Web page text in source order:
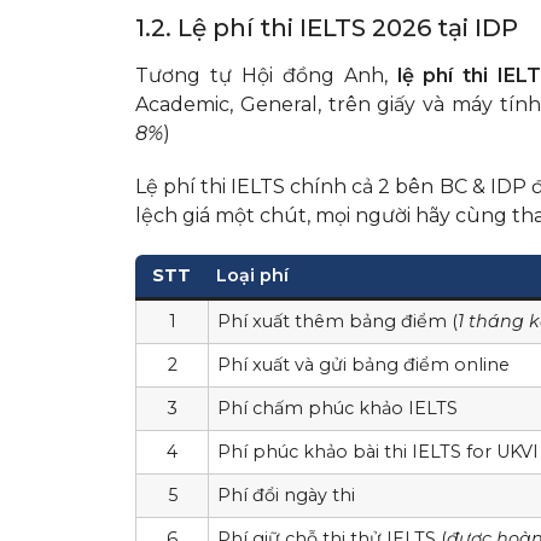
1.2. Lệ phí thi IELTS 2026 tại IDP
Tương tự Hội đồng Anh, lệ phí thi
Academic, General, trên giấy và máy
8%)
Lệ phí thi IELTS chính cả 2 bên BC &
lệch giá một chút, mọi người hãy cùng
STT Loại phí
1 Phí xuất thêm bảng điểm (1 tháng
2
Phí xuất và gửi bảng điểm online
3
Phí chấm phúc khảo IELTS
4
Phí phúc khảo bài thi IELTS for UKVI
5
Phí đổi ngày thi